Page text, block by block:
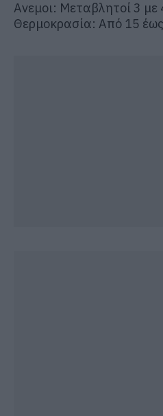
Ανεμοι: Μεταβλητοί 3 με
Θερμοκρασία: Από 15